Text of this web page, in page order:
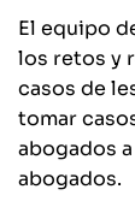
El equipo
los retos y
casos de
tomar
abogados
abogados.